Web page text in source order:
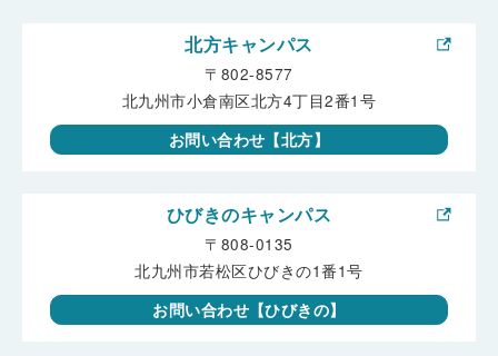
北方キャンパス
〒802-8577
北九州市小倉南区北方4丁目2番1号
お問い合わせ【北方】
ひびきのキャンパス
〒808-0135
北九州市若松区ひびきの1番1号
お問い合わせ【ひびきの】